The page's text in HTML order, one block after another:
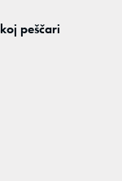
peščari